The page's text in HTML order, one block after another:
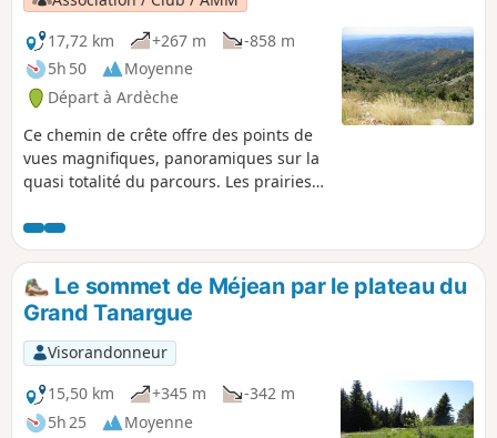
17,72 km
+267 m
-858 m
5h 50
Moyenne
Départ à Ardèche
Ce chemin de crête offre des points de
vues magnifiques, panoramiques sur la
quasi totalité du parcours. Les prairies,
de cette montagne. Une randonnée à
réaliser par très beau temps pour
pleinement profiter des superbes
paysages.
Le sommet de Méjean par le plateau du
Grand Tanargue
Visorandonneur
15,50 km
+345 m
-342 m
5h 25
Moyenne